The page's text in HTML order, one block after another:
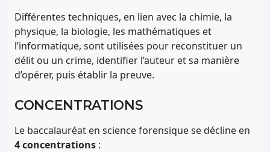
Différentes techniques, en lien avec la chimie, la
physique, la biologie, les mathématiques et
l’informatique, sont utilisées pour reconstituer un
délit ou un crime, identifier l’auteur et sa manière
d’opérer, puis établir la preuve.
CONCENTRATIONS
Le baccalauréat en science forensique se décline en
4 concentrations :